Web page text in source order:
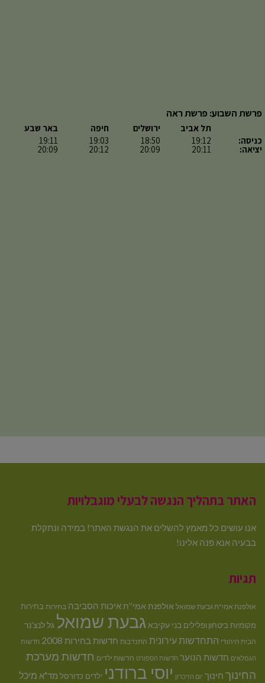
פרשת השבוע: פרשת ראה
כניסה:
יציאה:
תל אביב
19:12
20:11
ירושלים
18:50
20:09
חיפה
19:03
20:12
באר שבע
19:11
20:09
האתר בתהליך הנגשה לבעלי מוגבלויות
אנו עושים כל מאמץ להשלים את הנגשת האתר! במידה ונתקלת
בבעיה אנא פנה אלינו!
תגיות
אולפנת אמי"ת גבעת שמואל אולפנת אמי''תאיכות הסביבה בחירות בחירות
מקומיותביטחון ופלילים בני עקיבא גבעת שמואל גל לנצ'נר
הבית היהודי התחדשות עירונית התנדבות חדשות בחירות 2008 חדשות
הגמלאים חדשות הנוער חדשות הספורט חדשות ילדים חדשות מערכת
החינוך חינוך יום הזיכרון יוסי ברודני ילדים כדורסל מד"א מיכל